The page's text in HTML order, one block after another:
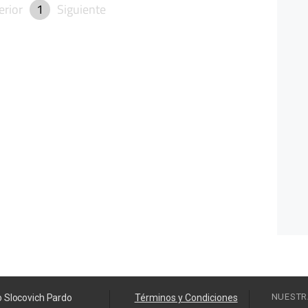
1 Siguiente
Slocovich Pardo Términos y Condiciones